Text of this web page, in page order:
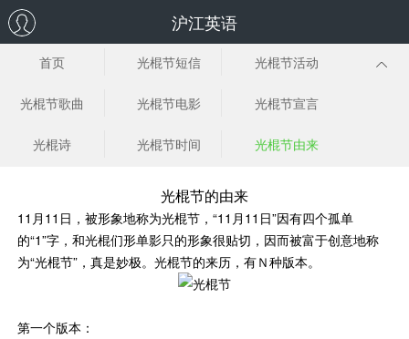
沪江英语
首页 光棍节短信 光棍节活动
光棍节歌曲 光棍节电影 光棍节宣言
光棍诗 光棍节时间 光棍节由来
光棍节的由来
11月11日，被形象地称为光棍节，“11月11日”因有四个孤单
的“1”字，和光棍们形单影只的形象很贴切，因而被富于创意地称
为“光棍节”，真是妙极。光棍节的来历，有Ｎ种版本。
第一个版本：